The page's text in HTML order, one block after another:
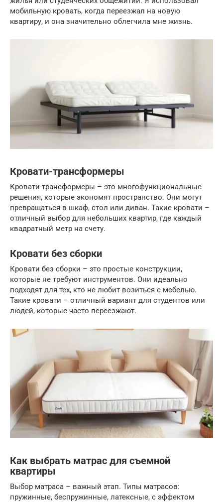
мобильную кровать, когда переезжал на новую
квартиру, и она значительно облегчила мне жизнь.
Кровати-трансформеры
Кровати-трансформеры – это многофункциональные
решения, которые экономят пространство. Они могут
превращаться в шкаф, стол или диван. Такие кровати –
отличный выбор для небольших квартир, где каждый
квадратный метр на счету.
Кровати без сборки
Кровати без сборки – это простые конструкции,
которые не требуют инструментов. Они идеально
подходят для тех, кто не любит возиться с мебелью.
Такие кровати – отличный вариант для студентов или
людей, которые часто переезжают.
Как выбрать матрас для съемной
квартиры
Выбор матраса – важный этап. Типы матрасов:
пружинные, беспружинные, латексные, с эффектом